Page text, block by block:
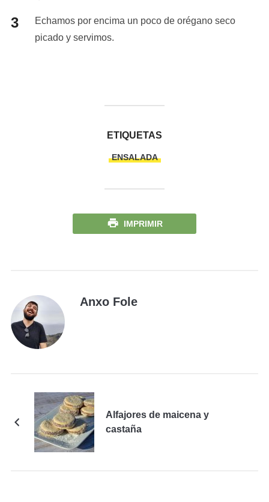
Echamos por encima un poco de orégano seco
picado y servimos.
ETIQUETAS
ENSALADA
IMPRIMIR
Anxo Fole
Alfajores de maicena y
castaña